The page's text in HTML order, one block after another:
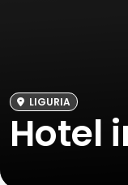
LIGURIA
Hotel